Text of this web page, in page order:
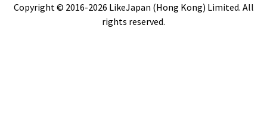
Copyright © 2016-2026 LikeJapan (Hong Kong) Limited. All
rights reserved.